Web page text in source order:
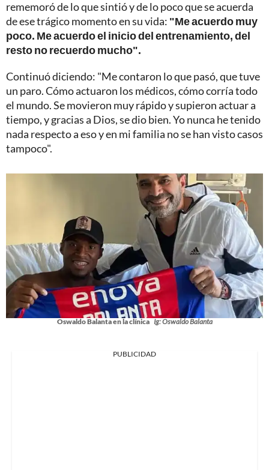
rememoró de lo que sintió y de lo poco que se acuerda
de ese trágico momento en su vida: "Me acuerdo muy
poco. Me acuerdo el inicio del entrenamiento, del
resto no recuerdo mucho".
Continuó diciendo: "Me contaron lo que pasó, que tuve
un paro. Cómo actuaron los médicos, cómo corría todo
el mundo. Se movieron muy rápido y supieron actuar a
tiempo, y gracias a Dios, se dio bien. Yo nunca he tenido
nada respecto a eso y en mi familia no se han visto casos
tampoco".
Oswaldo Balanta en la clínica Ig: Oswaldo Balanta
PUBLICIDAD